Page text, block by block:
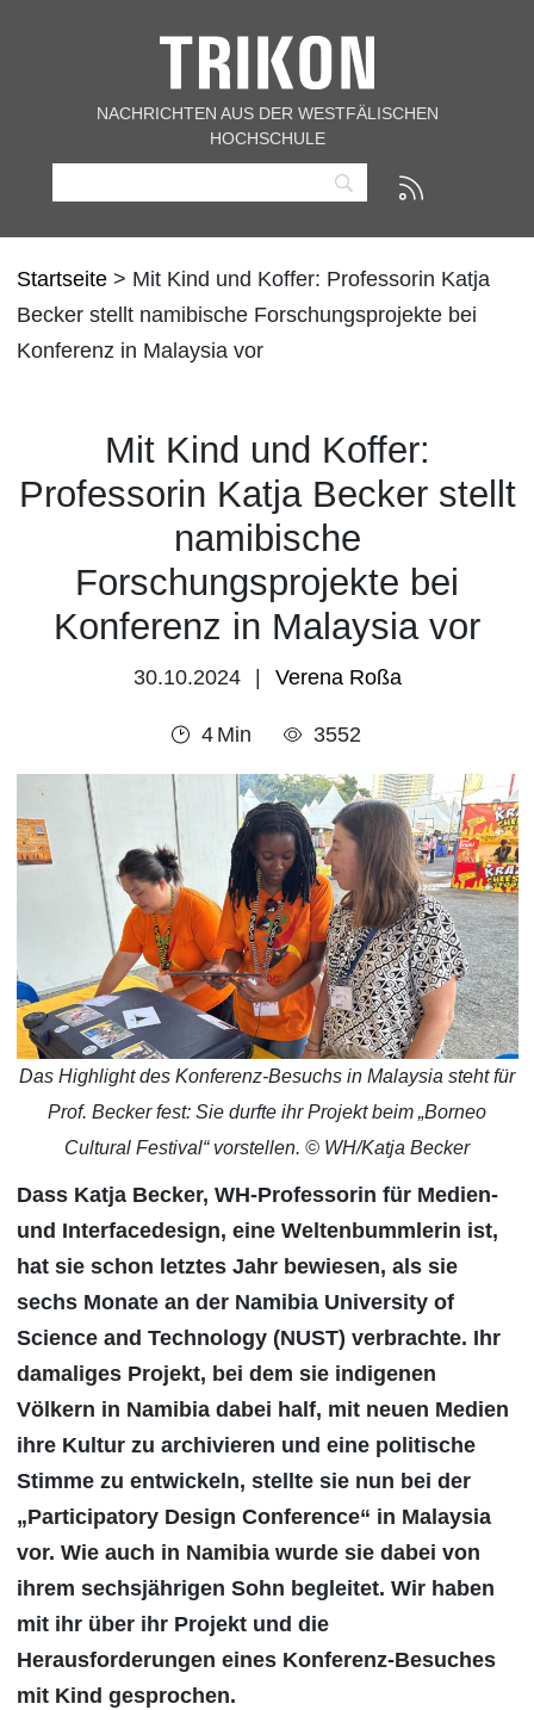
NACHRICHTEN AUS DER WESTFÄLISCHEN
HOCHSCHULE
Startseite > Mit Kind und Koffer: Professorin Katja
Becker stellt namibische Forschungsprojekte bei
Konferenz in Malaysia vor
Mit Kind und Koffer:
Professorin Katja Becker stellt
namibische
Forschungsprojekte bei
Konferenz in Malaysia vor
30.10.2024 Verena Roßa
4 Min 3552
Das Highlight des Konferenz-Besuchs in Malaysia steht für
Prof. Becker fest: Sie durfte ihr Projekt beim „Borneo
Cultural Festival“ vorstellen. © WH/Katja Becker
Dass Katja Becker, WH-Professorin für Medien-
und Interfacedesign, eine Weltenbummlerin ist,
hat sie schon letztes Jahr bewiesen, als sie
sechs Monate an der Namibia University of
Science and Technology (NUST) verbrachte. Ihr
damaliges Projekt, bei dem sie indigenen
Völkern in Namibia dabei half, mit neuen Medien
ihre Kultur zu archivieren und eine politische
Stimme zu entwickeln, stellte sie nun bei der
„Participatory Design Conference“ in Malaysia
vor. Wie auch in Namibia wurde sie dabei von
ihrem sechsjährigen Sohn begleitet. Wir haben
mit ihr über ihr Projekt und die
Herausforderungen eines Konferenz-Besuches
mit Kind gesprochen.